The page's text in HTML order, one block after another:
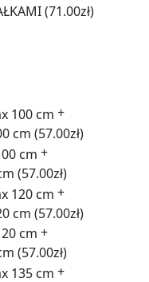
(71.00zł)
+
cm (57.00zł)
+
(57.00zł)
+
cm (57.00zł)
+
(57.00zł)
+